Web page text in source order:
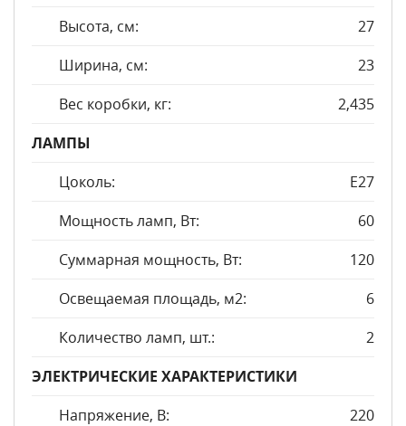
Высота, см:
27
Ширина, см:
23
Вес коробки, кг:
2,435
ЛАМПЫ
Цоколь:
E27
Мощность ламп, Вт:
60
Суммарная мощность, Вт:
120
Освещаемая площадь, м2:
6
Количество ламп, шт.:
2
ЭЛЕКТРИЧЕСКИЕ ХАРАКТЕРИСТИКИ
Напряжение, В:
220